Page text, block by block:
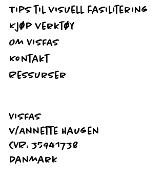
Tips til visuell fasilitering
Kjøp verktøy
Om VISFAS
Kontakt
Ressurser
VISFAS
v/Annette Haugen
CVR: 35941738
Danmark